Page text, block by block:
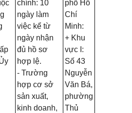
chính: 10
ngày làm
việc kể từ
ngày nhận
đủ hồ sơ
hợp lệ.
- Trường
hợp cơ sở
sản xuất,
kinh doanh,
phố Hồ
Chí
Minh:
+ Khu
vực I:
Số 43
Nguyễn
Văn Bá,
phường
Thủ